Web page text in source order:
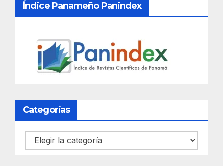
Índice Panameño Panindex
Categorías
Categorías